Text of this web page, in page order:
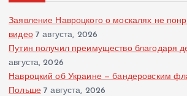
Заявление Навроцкого о москалях не
видео 7 августа, 2026
Путин получил преимущество благодаря
августа, 2026
Навроцкий об Украине — бандеровским
Польше 7 августа, 2026